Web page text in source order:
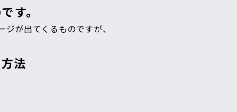
す。
が出てくるものですが、
法